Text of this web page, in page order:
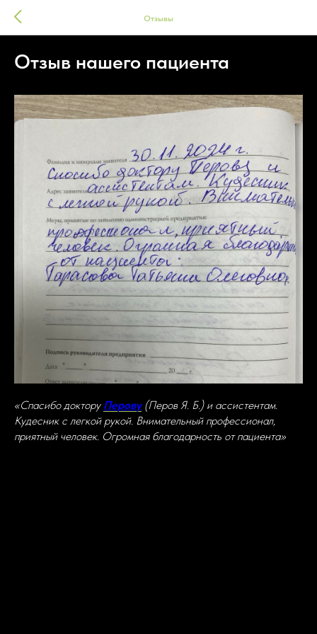
Отзывы
Отзыв нашего пациента
«Спасибо доктору Перову(Перов Я. Б.) и ассистентам.
Кудесник с легкой рукой. Внимательный профессионал,
приятный человек. Огромная благодарность от пациента»